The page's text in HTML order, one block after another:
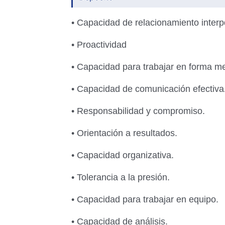
• Capacidad de relacionamiento
• Proactividad
• Capacidad para trabajar en forma
• Capacidad de comunicación
• Responsabilidad y compromiso.
• Orientación a resultados.
• Capacidad organizativa.
• Tolerancia a la presión.
• Capacidad para trabajar en equipo.
• Capacidad de análisis.